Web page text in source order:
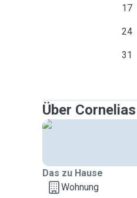
17
24
31
Über
Das zu Hause
Wohnung